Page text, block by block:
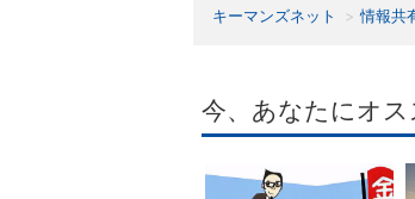
キーマンズネット
情報共